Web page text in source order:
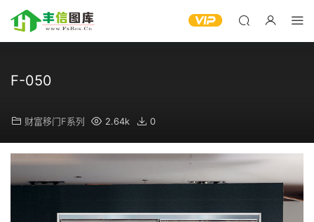
F-050
财富移门F系列 2.64k 0